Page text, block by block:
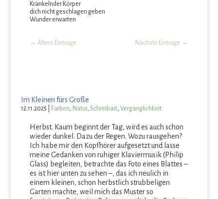
Kränkelnder Körper
dich nicht geschlagen geben
Wunder erwarten
← Ältere Einträge Nächste Einträge →
Im Kleinen fürs Große
12.11.2025 Farben, Natur, Schreibart, Vergänglichkeit
Herbst. Kaum beginnt der Tag, wird es auch schon
wieder dunkel. Dazu der Regen. Wozu rausgehen?
Ich habe mir den Kopfhörer aufgesetzt und lasse
meine Gedanken von ruhiger Klaviermusik (Philip
Glass) begleiten, betrachte das Foto eines Blattes –
es ist hier unten zu sehen –, das ich neulich in
einem kleinen, schon herbstlich strubbeligen
Garten machte, weil mich das Muster so